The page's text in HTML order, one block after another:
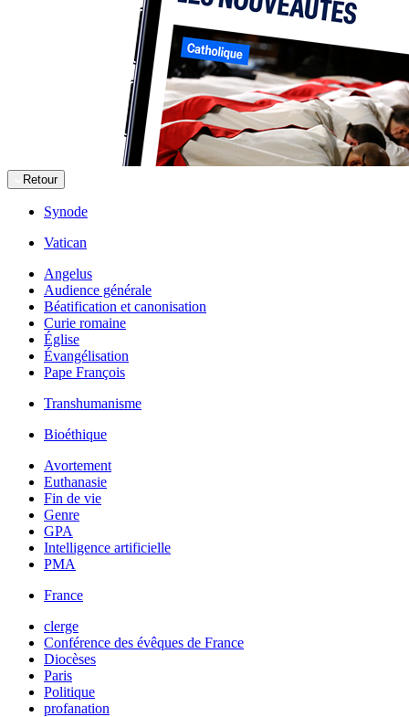
Retour
Synode
Vatican
Angelus
Audience générale
Béatification et canonisation
Curie romaine
Église
Évangélisation
Pape François
Transhumanisme
Bioéthique
Avortement
Euthanasie
Fin de vie
Genre
GPA
Intelligence artificielle
PMA
France
clerge
Conférence des évêques de France
Diocèses
Paris
Politique
profanation